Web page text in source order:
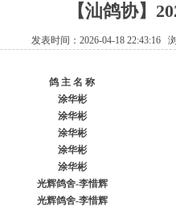
【汕鸽协】
发表时间：2026-04-18 22:43:16
鸽 主 名 称
涂华彬
涂华彬
涂华彬
涂华彬
涂华彬
光辉鸽舍-李惜辉
光辉鸽舍-李惜辉